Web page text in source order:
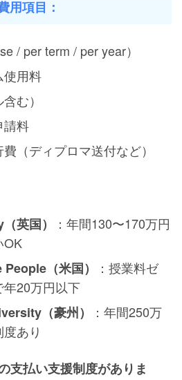
用項目：
/ per term / per year）
使用料
む）
請料
（ディプロマ送付など）
英国）
：年間130〜170万円
OK
（米国）
：授業料ゼ
年20万円以下
（豪州）
：年間250万
あり
支払い支援制度がありま